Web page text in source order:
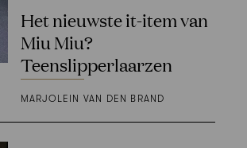
Het nieuwste it-item van
Miu Miu?
Teenslipperlaarzen
MARJOLEIN VAN DEN BRAND